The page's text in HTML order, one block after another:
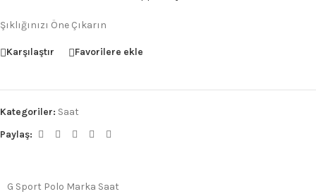
Şıklığınızı Öne Çıkarın
Karşılaştır Favorilere ekle
Kategoriler: Saat
Paylaş:
G Sport Polo Marka Saat